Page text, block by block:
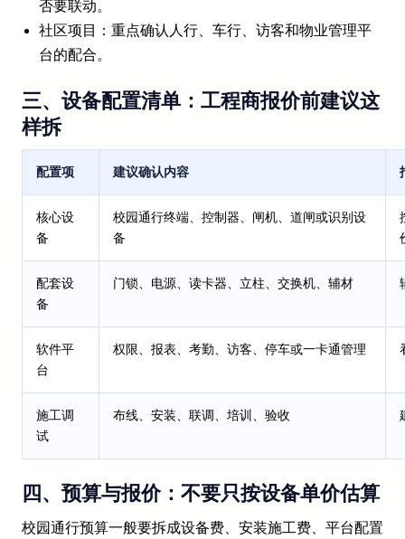
否要联动。
社区项目：重点确认人行、车行、访客和物业管理平
台的配合。
三、设备配置清单：工程商报价前建议这
样拆
配置项 建议确认内容
核心设
备
校园通行终端、控制器、闸机、道闸或识别设
备
配套设
备
门锁、电源、读卡器、立柱、交换机、辅材
软件平
台
权限、报表、考勤、访客、停车或一卡通管理
施工调
试
布线、安装、联调、培训、验收
四、预算与报价：不要只按设备单价估算
校园通行预算一般要拆成设备费、安装施工费、平台配置